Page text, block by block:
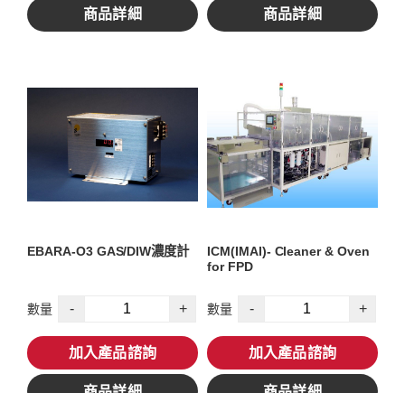
商品詳細 商品詳細
EBARA-O3 GAS/DIW濃度計
數量 - +
加入產品諮詢
ICM(IMAI)- Cleaner & Oven
for FPD
數量 - +
加入產品諮詢